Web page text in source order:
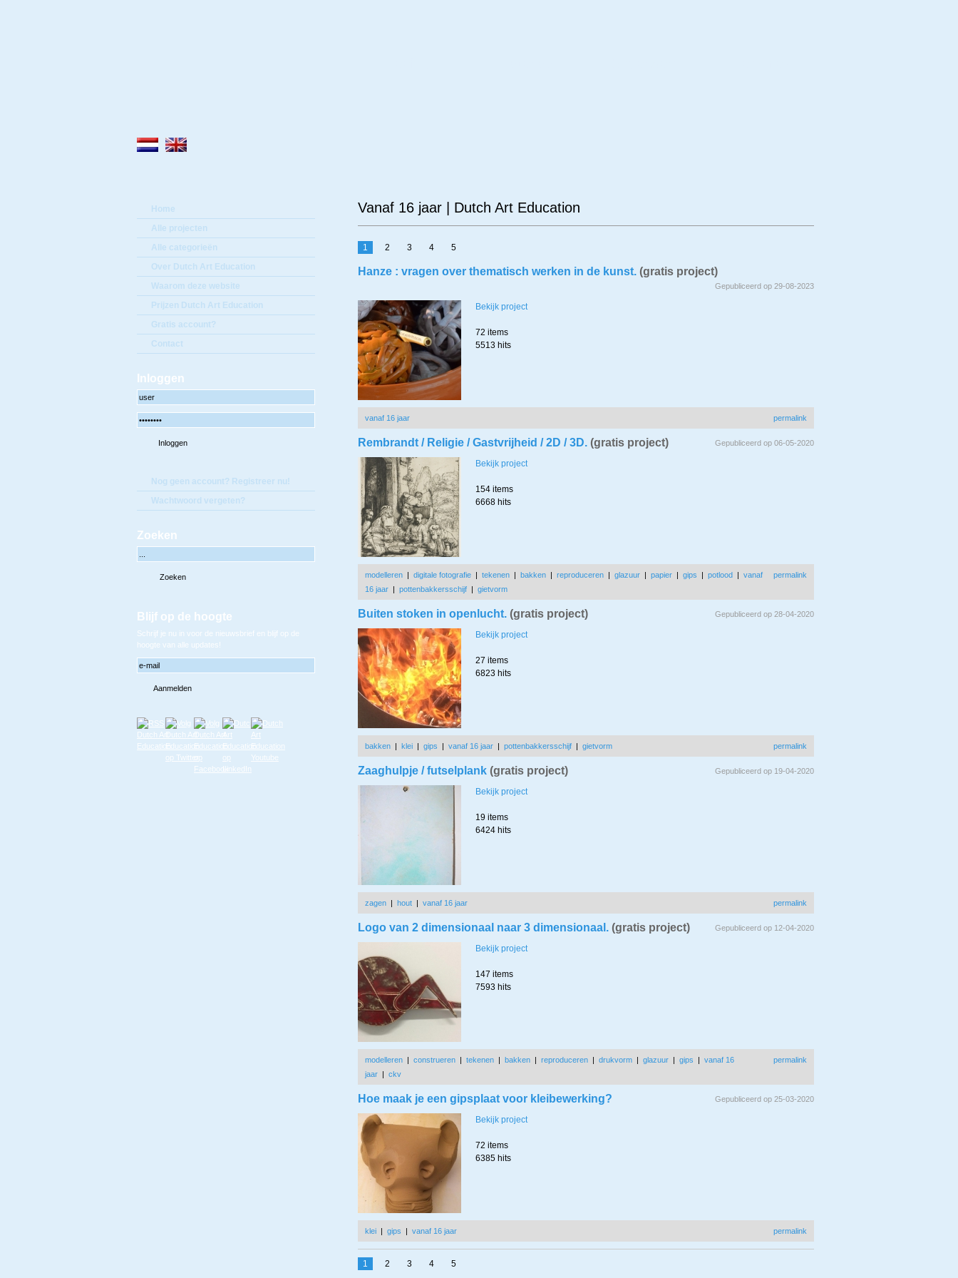
Home
Alle projecten
Alle categorieën
Over Dutch Art Education
Waarom deze website
Prijzen Dutch Art Education
Gratis account?
Contact
Inloggen
Nog geen account? Registreer nu!
Wachtwoord vergeten?
Zoeken
Blijf op de hoogte
Schrijf je nu in voor de nieuwsbrief en blijf op de
hoogte van alle updates!
Vanaf 16 jaar | Dutch Art Education
1 2 3 4 5
Hanze : vragen over thematisch werken in de kunst. (gratis project)
Gepubliceerd op 29-08-2023
Bekijk project
72 items
5513 hits
vanaf 16 jaar permalink
Rembrandt / Religie / Gastvrijheid / 2D / 3D. (gratis project) Gepubliceerd op 06-05-2020
Bekijk project
154 items
6668 hits
modelleren | digitale fotografie | tekenen | bakken | reproduceren | glazuur | papier | gips | potlood | vanaf
16 jaar | pottenbakkersschijf | gietvorm
permalink
Buiten stoken in openlucht. (gratis project) Gepubliceerd op 28-04-2020
Bekijk project
27 items
6823 hits
bakken | klei | gips | vanaf 16 jaar | pottenbakkersschijf | gietvorm permalink
Zaaghulpje / futselplank (gratis project) Gepubliceerd op 19-04-2020
Bekijk project
19 items
6424 hits
zagen | hout | vanaf 16 jaar permalink
Logo van 2 dimensionaal naar 3 dimensionaal. (gratis project) Gepubliceerd op 12-04-2020
Bekijk project
147 items
7593 hits
modelleren | construeren | tekenen | bakken | reproduceren | drukvorm | glazuur | gips | vanaf 16
jaar | ckv
permalink
Hoe maak je een gipsplaat voor kleibewerking? Gepubliceerd op 25-03-2020
Bekijk project
72 items
6385 hits
klei | gips | vanaf 16 jaar permalink
1 2 3 4 5